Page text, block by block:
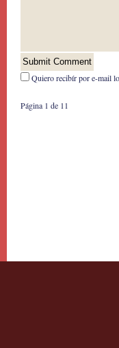
Quiero recibír por e-mail
Página 1 de 1 1